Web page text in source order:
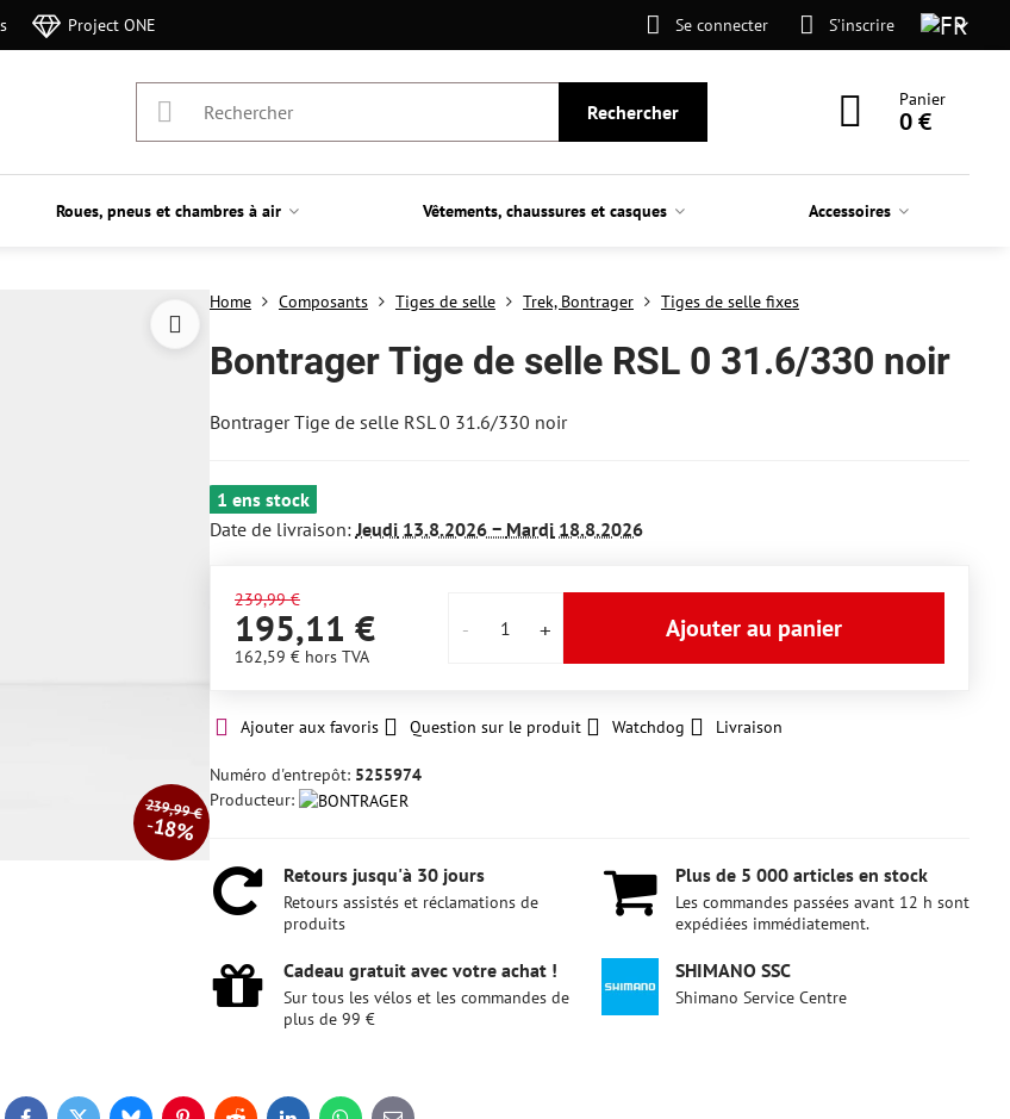
Project ONE Se connecter S’inscrire
Rechercher
Panier
0 €
Roues, pneus et chambres à air Vêtements, chaussures et casques Accessoires
239,99 €
18%
Home Composants Tiges de selle Trek, Bontrager Tiges de selle fixes
Bontrager Tige de selle RSL 0 31.6/330 noir
Bontrager Tige de selle RSL 0 31.6/330 noir
1 ens stock
Date de livraison:Jeudi13.8.2026 − Mardi18.8.2026
239,99 €
195,11 €
162,59 € hors TVA
Ajouter au panier
Ajouter aux favoris Question sur le produit Watchdog Livraison
Numéro d'entrepôt: 5255974
Producteur:
Retours jusqu'à 30 jours
Retours assistés et réclamations de
produits
Plus de 5 000 articles en stock
Les commandes passées avant 12 h sont
expédiées immédiatement.
Cadeau gratuit avec votre achat !
Sur tous les vélos et les commandes de
plus de 99 €
SHIMANO SSC
Shimano Service Centre